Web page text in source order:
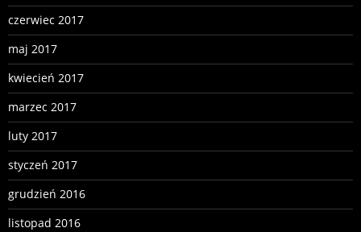
czerwiec 2017
maj 2017
kwiecień 2017
marzec 2017
luty 2017
styczeń 2017
grudzień 2016
listopad 2016